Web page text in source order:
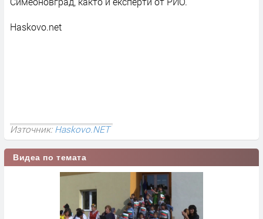
Haskovo.net
Източник:Haskovo.NET
Видеа по темата